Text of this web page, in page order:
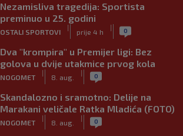
Nezamisliva tragedija: Sportista
preminuo u 25. godini
OSTALI SPORTOVI
|
prije 4 h
| 0
Dva "krompira" u Premijer ligi: Bez
golova u dvije utakmice prvog kola
NOGOMET
|
8. aug.
| 0
Skandalozno i sramotno: Delije na
Marakani veličale Ratka Mladića (FOTO)
NOGOMET
|
8. aug.
| 0